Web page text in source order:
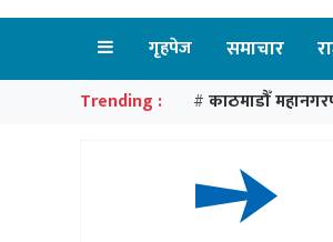
गृहपेज समाचार
Trending : # काठमाडौँ